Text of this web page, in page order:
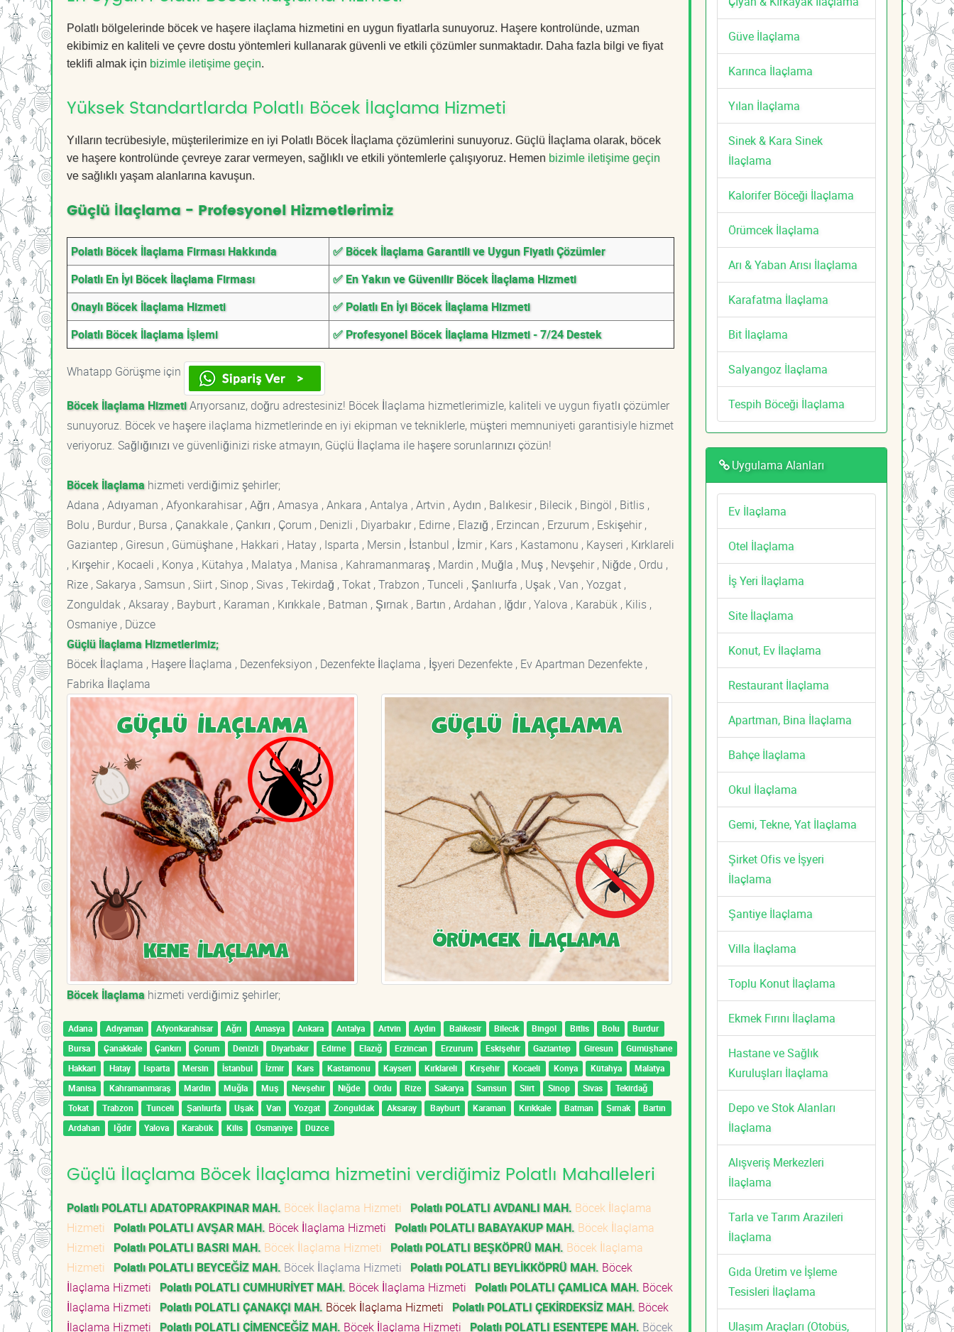
Polatlı bölgelerinde böcek ve haşere ilaçlama hizmetini en uygun fiyatlarla sunuyoruz. Haşere kontrolünde, uzman
ekibimiz en kaliteli ve çevre dostu yöntemleri kullanarak güvenli ve etkili çözümler sunmaktadır. Daha fazla bilgi ve fiyat
teklifi almak için bizimle iletişime geçin.
Yüksek Standartlarda Polatlı Böcek İlaçlama Hizmeti
Yılların tecrübesiyle, müşterilerimize en iyi Polatlı Böcek İlaçlama çözümlerini sunuyoruz. Güçlü İlaçlama olarak, böcek
ve haşere kontrolünde çevreye zarar vermeyen, sağlıklı ve etkili yöntemlerle çalışıyoruz. Hemen bizimle iletişime geçin
ve sağlıklı yaşam alanlarına kavuşun.
Güçlü İlaçlama - Profesyonel Hizmetlerimiz
Polatlı Böcek İlaçlama Firması Hakkında
✅ Böcek İlaçlama Garantili ve Uygun Fiyatlı Çözümler
Polatlı En İyi Böcek İlaçlama Firması
✅ En Yakın ve Güvenilir Böcek İlaçlama Hizmeti
Onaylı Böcek İlaçlama Hizmeti
✅ Polatlı En İyi Böcek İlaçlama Hizmeti
Polatlı Böcek İlaçlama İşlemi
✅ Profesyonel Böcek İlaçlama Hizmeti - 7/24 Destek
Whatapp Görüşme için
Böcek İlaçlama HizmetiArıyorsanız, doğru adrestesiniz! Böcek İlaçlama hizmetlerimizle, kaliteli ve uygun fiyatlı çözümler
sunuyoruz. Böcek ve haşere ilaçlama hizmetlerinde en iyi ekipman ve tekniklerle, müşteri memnuniyeti garantisiyle hizmet
veriyoruz. Sağlığınızı ve güvenliğinizi riske atmayın, Güçlü İlaçlama ile haşere sorunlarınızı çözün!
Böcek İlaçlama hizmeti verdiğimiz şehirler;
Adana , Adıyaman , Afyonkarahisar , Ağrı , Amasya , Ankara , Antalya , Artvin , Aydın , Balıkesir , Bilecik , Bingöl , Bitlis ,
Bolu , Burdur , Bursa , Çanakkale , Çankırı , Çorum , Denizli , Diyarbakır , Edirne , Elazığ , Erzincan , Erzurum , Eskişehir ,
Gaziantep , Giresun , Gümüşhane , Hakkari , Hatay , Isparta , Mersin , İstanbul , İzmir , Kars , Kastamonu , Kayseri , Kırklareli
, Kırşehir , Kocaeli , Konya , Kütahya , Malatya , Manisa , Kahramanmaraş , Mardin , Muğla , Muş , Nevşehir , Niğde , Ordu ,
Rize , Sakarya , Samsun , Siirt , Sinop , Sivas , Tekirdağ , Tokat , Trabzon , Tunceli , Şanlıurfa , Uşak , Van , Yozgat ,
Zonguldak , Aksaray , Bayburt , Karaman , Kırıkkale , Batman , Şırnak , Bartın , Ardahan , Iğdır , Yalova , Karabük , Kilis ,
Osmaniye , Düzce
Güçlü İlaçlama Hizmetlerimiz;
Böcek İlaçlama , Haşere İlaçlama , Dezenfeksiyon , Dezenfekte İlaçlama , İşyeri Dezenfekte , Ev Apartman Dezenfekte ,
Fabrika İlaçlama
Böcek İlaçlama hizmeti verdiğimiz şehirler;
Adana Adıyaman Afyonkarahisar Ağrı Amasya Ankara Antalya Artvin Aydın Balıkesir Bilecik Bingöl Bitlis Bolu
Burdur
Bursa
Çanakkale Çankırı Çorum Denizli Diyarbakır Edirne Elazığ Erzincan Erzurum Eskişehir Gaziantep Giresun
Gümüşhane
Hakkari
Hatay Isparta Mersin İstanbul İzmir Kars Kastamonu Kayseri Kırklareli Kırşehir Kocaeli Konya Kütahya
Malatya
Manisa
Kahramanmaraş Mardin Muğla Muş Nevşehir Niğde Ordu Rize Sakarya Samsun Siirt Sinop Sivas
Tekirdağ
Tokat
Trabzon Tunceli Şanlıurfa Uşak Van Yozgat Zonguldak Aksaray Bayburt Karaman Kırıkkale Batman Şırnak
Bartın
Ardahan
Iğdır Yalova Karabük Kilis Osmaniye Düzce
Güçlü İlaçlama Böcek İlaçlama hizmetini verdiğimiz Polatlı Mahalleleri
Polatlı POLATLI ADATOPRAKPINAR MAH. Böcek İlaçlama Hizmeti Polatlı POLATLI AVDANLI MAH. Böcek İlaçlama
Hizmeti
Polatlı POLATLI AVŞAR MAH. Böcek İlaçlama Hizmeti Polatlı POLATLI BABAYAKUP MAH. Böcek İlaçlama
Hizmeti
Polatlı POLATLI BASRI MAH. Böcek İlaçlama Hizmeti Polatlı POLATLI BEŞKÖPRÜ MAH. Böcek İlaçlama
Hizmeti
Polatlı POLATLI BEYCEĞİZ MAH. Böcek İlaçlama Hizmeti Polatlı POLATLI BEYLİKKÖPRÜ MAH. Böcek
İlaçlama Hizmeti
Polatlı POLATLI CUMHURİYET MAH. Böcek İlaçlama Hizmeti Polatlı POLATLI ÇAMLICA MAH. Böcek
İlaçlama Hizmeti
Polatlı POLATLI ÇANAKÇI MAH. Böcek İlaçlama Hizmeti Polatlı POLATLI ÇEKİRDEKSİZ MAH. Böcek
İlaçlama Hizmeti
Polatlı POLATLI ÇİMENCEĞİZ MAH. Böcek İlaçlama Hizmeti Polatlı POLATLI ESENTEPE MAH. Böcek
Güve İlaçlama
Karınca İlaçlama
Yılan İlaçlama
Sinek & Kara Sinek
İlaçlama
Kalorifer Böceği İlaçlama
Örümcek İlaçlama
Arı & Yaban Arısı İlaçlama
Karafatma İlaçlama
Bit İlaçlama
Salyangoz İlaçlama
Tespih Böceği İlaçlama
Uygulama Alanları
Ev İlaçlama
Otel İlaçlama
İş Yeri İlaçlama
Site İlaçlama
Konut, Ev İlaçlama
Restaurant İlaçlama
Apartman, Bina İlaçlama
Bahçe İlaçlama
Okul İlaçlama
Gemi, Tekne, Yat İlaçlama
Şirket Ofis ve İşyeri
İlaçlama
Şantiye İlaçlama
Villa İlaçlama
Toplu Konut İlaçlama
Ekmek Fırını İlaçlama
Hastane ve Sağlık
Kuruluşları İlaçlama
Depo ve Stok Alanları
İlaçlama
Alışveriş Merkezleri
İlaçlama
Tarla ve Tarım Arazileri
İlaçlama
Gıda Üretim ve İşleme
Tesisleri İlaçlama
Ulaşım Araçları (Otobüs,